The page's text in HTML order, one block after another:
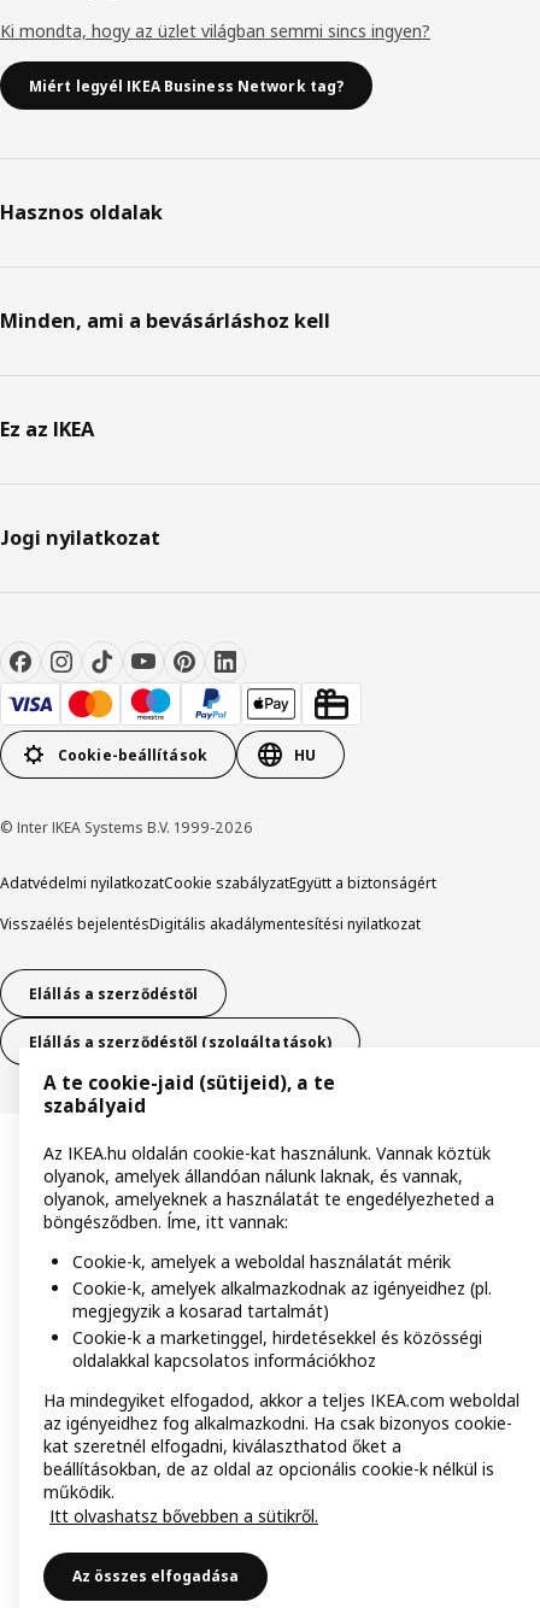
Ki mondta, hogy az üzlet világban semmi sincs ingyen?
Miért legyél IKEA Business Network tag?
Hasznos oldalak
Minden, ami a bevásárláshoz kell
Ez az IKEA
Jogi nyilatkozat
Cookie-beállítások HU
© Inter IKEA Systems B.V. 1999-2026
Adatvédelmi nyilatkozatCookie szabályzatEgyütt a biztonságért
Visszaélés bejelentésDigitális akadálymentesítési nyilatkozat
Elállás a szerződéstől
Elállás a szerződéstől (szolgáltatások)
A te cookie-jaid (sütijeid), a te
szabályaid
Az IKEA.hu oldalán cookie-kat használunk. Vannak köztük
olyanok, amelyek állandóan nálunk laknak, és vannak,
olyanok, amelyeknek a használatát te engedélyezheted a
böngésződben. Íme, itt vannak:
Cookie-k, amelyek a weboldal használatát mérik
Cookie-k, amelyek alkalmazkodnak az igényeidhez (pl.
megjegyzik a kosarad tartalmát)
Cookie-k a marketinggel, hirdetésekkel és közösségi
oldalakkal kapcsolatos információkhoz
Ha mindegyiket elfogadod, akkor a teljes IKEA.com weboldal
az igényeidhez fog alkalmazkodni. Ha csak bizonyos cookie-
kat szeretnél elfogadni, kiválaszthatod őket a
beállításokban, de az oldal az opcionális cookie-k nélkül is
működik.
Itt olvashatsz bővebben a sütikről.
Az összes elfogadása